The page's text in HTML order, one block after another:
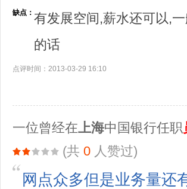
缺点： 有发展空间,薪水还可以,
的话
点评时间：2013-03-29 16:10
一位曾经在上海中国银行任职
(共 0 人赞过)
网点众多但是业务量还